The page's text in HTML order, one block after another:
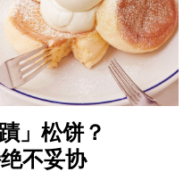
」松饼？
不妥协